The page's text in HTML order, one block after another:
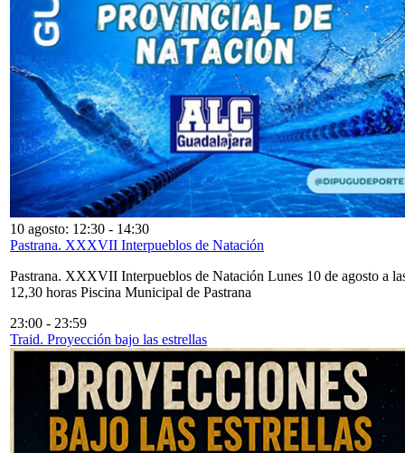
10 agosto: 12:30 - 14:30
Pastrana. XXXVII Interpueblos de Natación
Pastrana. XXXVII Interpueblos de Natación Lunes 10 de agosto a
12,30 horas Piscina Municipal de Pastrana
23:00 - 23:59
Traid. Proyección bajo las estrellas